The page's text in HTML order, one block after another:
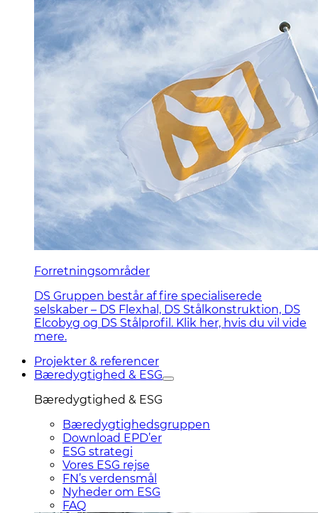
Forretningsområder
DS Gruppen består af fire specialiserede
selskaber – DS Flexhal, DS Stålkonstruktion, DS
Elcobyg og DS Stålprofil. Klik her, hvis du vil vide
mere.
Projekter & referencer
Bæredygtighed & ESG
Bæredygtighed & ESG
Bæredygtighedsgruppen
Download EPD’er
ESG strategi
Vores ESG rejse
FN’s verdensmål
Nyheder om ESG
FAQ